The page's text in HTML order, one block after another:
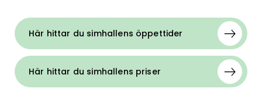
Här hittar du simhallens öppettider
Här hittar du simhallens priser